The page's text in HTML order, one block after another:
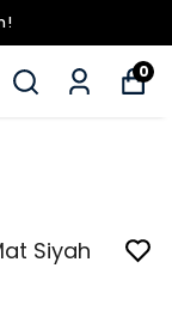
0
Siyah